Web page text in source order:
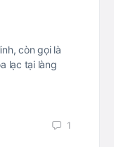
còn gọi là
lạc tại làng
1